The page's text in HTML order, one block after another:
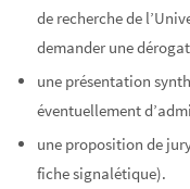
de recherche de
demander une
une présentation
éventuellement
une proposition de
fiche signalétique).